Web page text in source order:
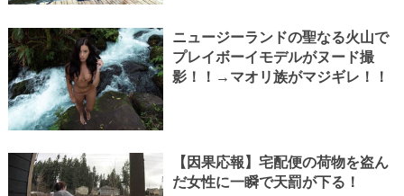
ニュージーランドの聖なる火山で
プレイボーイモデルがヌード撮
影！！→マオリ族がマジギレ！！
【因果応報】宅配便の荷物を盗ん
だ女性に一瞬で天罰が下る！